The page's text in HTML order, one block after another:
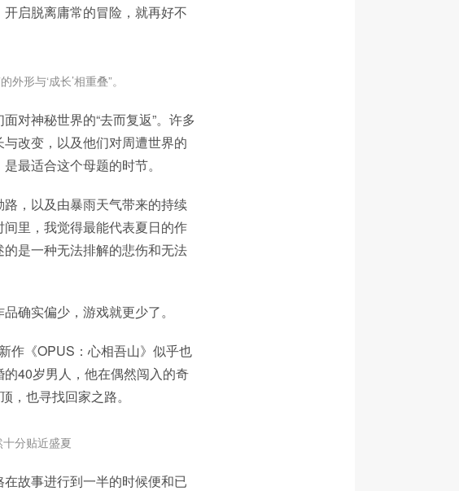
启脱离庸常的冒险，就再好不
形与‘成长’相重叠”。
对神秘世界的“去而复返”。许多
改变，以及他们对周遭世界的
最适合这个母题的时节。
，以及由暴雨天气带来的持续
里，我觉得最能代表夏日的作
是一种无法排解的悲伤和无法
确实偏少，游戏就更少了。
作《OPUS：心相吾山》似乎也
40岁男人，他在偶然闯入的奇
，也寻找回家之路。
分贴近盛夏
故事进行到一半的时候便和已